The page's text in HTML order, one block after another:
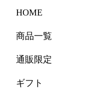
HOME
商品一覧
通販限定
ギフト